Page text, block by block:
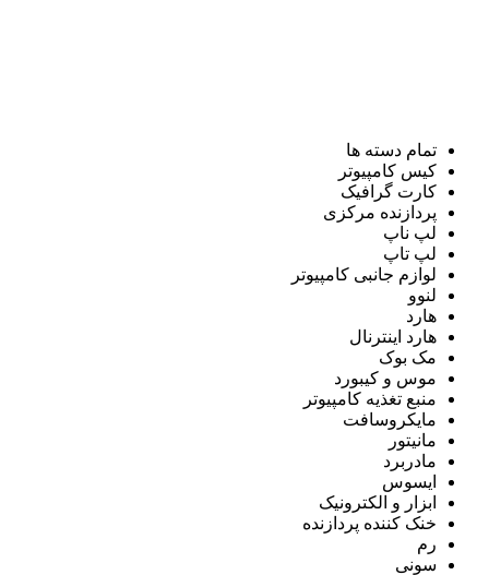
تمام دسته ها
کیس کامپیوتر
کارت گرافیک
پردازنده مرکزی
لپ ناپ
لپ تاپ
لوازم جانبی کامپیوتر
لنوو
هارد
هارد اینترنال
مک بوک
موس و کیبورد
منبع تغذیه کامپیوتر
مایکروسافت
مانیتور
مادربرد
ایسوس
ابزار و الکترونیک
خنک کننده پردازنده
رم
سونی